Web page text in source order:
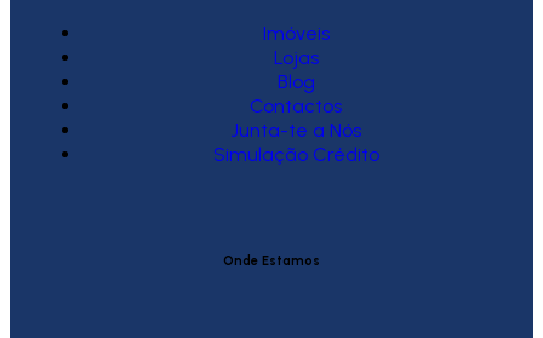
Imóveis
Lojas
Blog
Contactos
Junta-te a Nós
Simulação Crédito
Onde Estamos